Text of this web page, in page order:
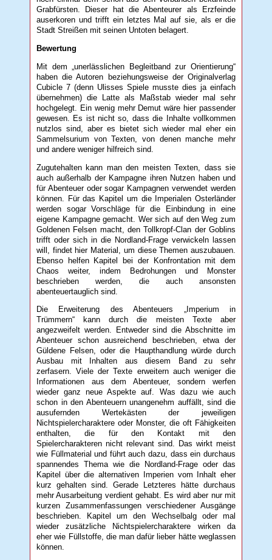
Grabfürsten. Dieser hat die Abenteurer als Erzfeinde
auserkoren und trifft ein letztes Mal auf sie, als er die
Stadt Streißen mit seinen Untoten belagert.
Bewertung
Mit dem „unerlässlichen Begleitband zur Orientierung“
haben die Autoren beziehungsweise der Originalverlag
Cubicle 7 (denn Ulisses Spiele musste dies ja einfach
übernehmen) die Latte als Maßstab wieder mal sehr
hochgelegt. Ein wenig mehr Demut wäre hier passender
gewesen. Es ist nicht so, dass die Inhalte vollkommen
nutzlos sind, aber es bietet sich wieder mal eher ein
Sammelsurium von Texten, von denen manche mehr
und andere weniger hilfreich sind.
Zugutehalten kann man den meisten Texten, dass sie
auch außerhalb der Kampagne ihren Nutzen haben und
für Abenteuer oder sogar Kampagnen verwendet werden
können. Für das Kapitel um die Imperialen Osterländer
werden sogar Vorschläge für die Einbindung in eine
eigene Kampagne gemacht. Wer sich auf den Weg zum
Goldenen Felsen macht, den Tollkropf-Clan der Goblins
trifft oder sich in die Nordland-Frage verwickeln lassen
will, findet hier Material, um diese Themen auszubauen.
Ebenso helfen Kapitel bei der Konfrontation mit dem
Chaos weiter, indem Bedrohungen und Monster
beschrieben werden, die auch ansonsten
abenteuertauglich sind.
Die Erweiterung des Abenteuers „Imperium in
Trümmern“ kann durch die meisten Texte aber
angezweifelt werden. Entweder sind die Abschnitte im
Abenteuer schon ausreichend beschrieben, etwa der
Güldene Felsen, oder die Haupthandlung würde durch
Ausbau mit Inhalten aus diesem Band zu sehr
zerfasern. Viele der Texte erweitern auch weniger die
Informationen aus dem Abenteuer, sondern werfen
wieder ganz neue Aspekte auf. Was dazu wie auch
schon in den Abenteuern unangenehm auffällt, sind die
ausufernden Wertekästen der jeweiligen
Nichtspielercharaktere oder Monster, die oft Fähigkeiten
enthalten, die für den Kontakt mit den
Spielercharakteren nicht relevant sind. Das wirkt meist
wie Füllmaterial und führt auch dazu, dass ein durchaus
spannendes Thema wie die Nordland-Frage oder das
Kapitel über die alternativen Imperien vom Inhalt eher
kurz gehalten sind. Gerade Letzteres hätte durchaus
mehr Ausarbeitung verdient gehabt. Es wird aber nur mit
kurzen Zusammenfassungen verschiedener Ausgänge
beschrieben. Kapitel um den Wechselbalg oder mal
wieder zusätzliche Nichtspielercharaktere wirken da
eher wie Füllstoffe, die man dafür lieber hätte weglassen
können.